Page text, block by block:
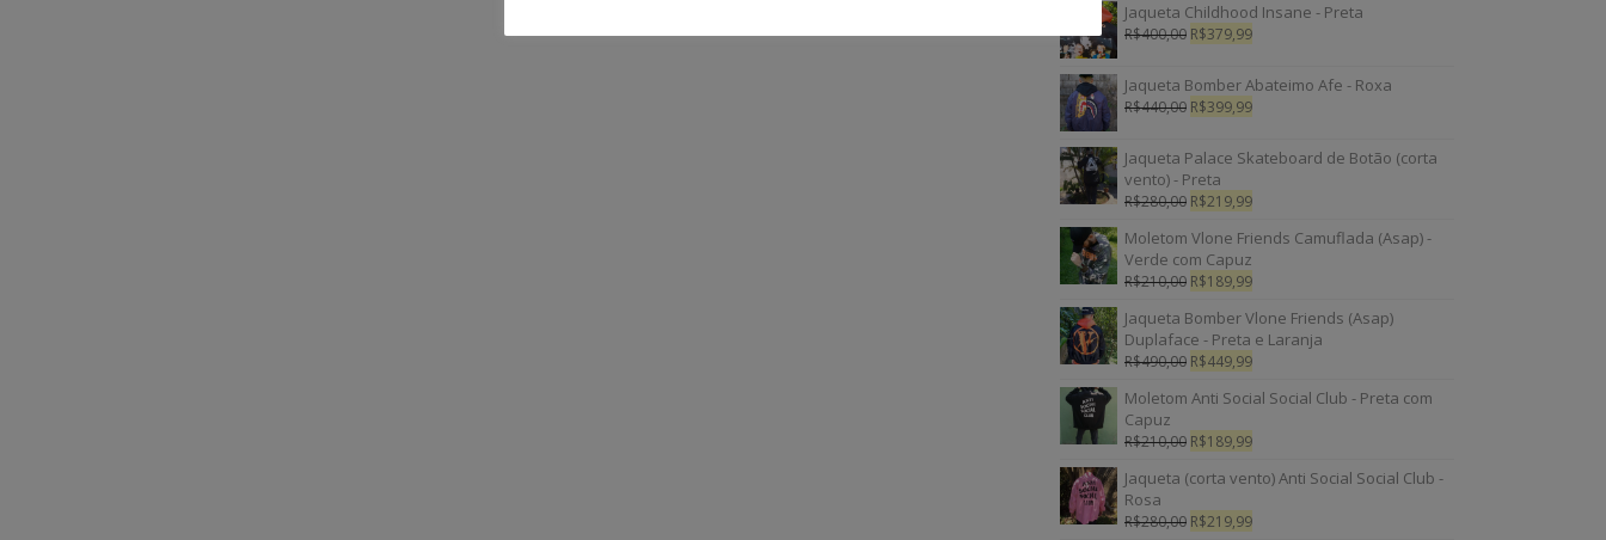
Jaqueta Childhood Insane - Preta
R$400,00 R$379,99
Jaqueta Bomber Abateimo Afe - Roxa
R$440,00 R$399,99
Jaqueta Palace Skateboard de Botão (corta
vento) - Preta
R$280,00 R$219,99
Moletom Vlone Friends Camuflada (Asap) -
Verde com Capuz
R$210,00 R$189,99
Jaqueta Bomber Vlone Friends (Asap)
Duplaface - Preta e Laranja
R$490,00 R$449,99
Moletom Anti Social Social Club - Preta com
Capuz
R$210,00 R$189,99
Jaqueta (corta vento) Anti Social Social Club -
Rosa
R$280,00 R$219,99